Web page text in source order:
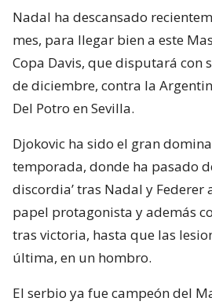
Nadal ha descansado
mes, para llegar bien a este
Copa Davis, que disputará con
de diciembre, contra la
Del Potro en Sevilla.
Djokovic ha sido el gran
temporada, donde ha pasado
discordia’ tras Nadal y Federer
papel protagonista y además
tras victoria, hasta que las
última, en un hombro.
El serbio ya fue campeón del